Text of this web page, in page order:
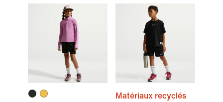
Matériaux recyclés